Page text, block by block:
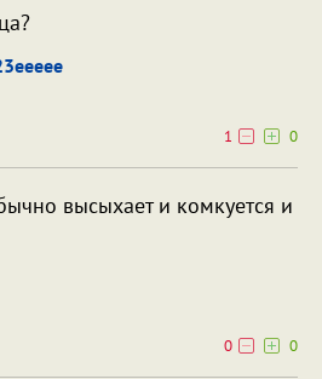
1
0
высыхает и комкуется и
0
0